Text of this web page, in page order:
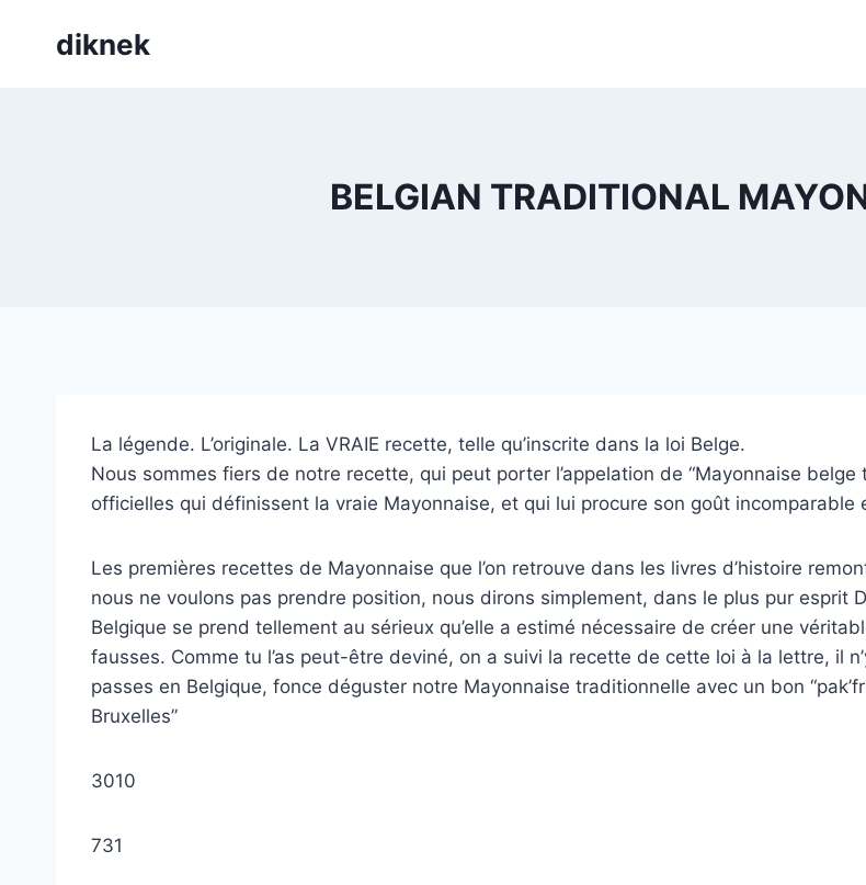
diknek
BELGIAN TRADITIONAL
La légende. L’originale. La VRAIE recette, telle qu’inscrite dans la loi Belge.
Nous sommes fiers de notre recette, qui peut porter l’appelation de “Mayonnaise
officielles qui définissent la vraie Mayonnaise, et qui lui procure son goût incomparable
Les premières recettes de Mayonnaise que l’on retrouve dans les livres d’histoire
nous ne voulons pas prendre position, nous dirons simplement, dans le plus pur esprit
Belgique se prend tellement au sérieux qu’elle a estimé nécessaire de créer une
fausses. Comme tu l’as peut-être deviné, on a suivi la recette de cette loi à la lettre, il
passes en Belgique, fonce déguster notre Mayonnaise traditionnelle avec un bon
Bruxelles”
3010
731